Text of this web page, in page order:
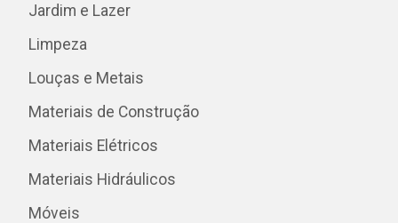
Jardim e Lazer
Limpeza
Louças e Metais
Materiais de Construção
Materiais Elétricos
Materiais Hidráulicos
Móveis